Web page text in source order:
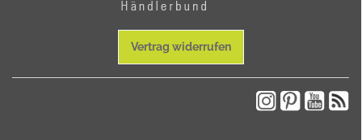
Vertrag widerrufen